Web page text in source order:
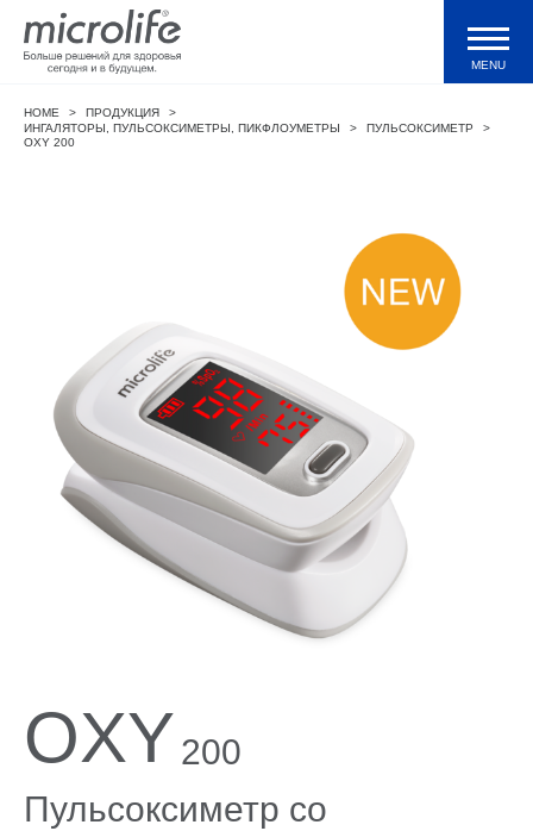
Продукция
Валидации и клинические исследования
Технологии
Журнал
Поддержка
MENU
HOME > ПРОДУКЦИЯ
>
ИНГАЛЯТОРЫ, ПУЛЬСОКСИМЕТРЫ, ПИКФЛОУМЕТРЫ
> ПУЛЬСОКСИМЕТР
>
OXY 200
OXY 200
Пульсоксиметр со